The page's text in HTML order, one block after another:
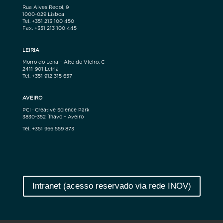
Rua Alves Redol, 9
1000-029 Lisboa
Tel. +351 213 100 450
Fax. +351 213 100 445
LEIRIA
Morro do Lena – Alto do Vieiro, C
2411-901 Leiria
Tel. +351 912 315 657
AVEIRO
PCI · Creative Science Park
3830-352 Ílhavo – Aveiro
Tel. +351 966 559 873
Intranet (acesso reservado via rede INOV)